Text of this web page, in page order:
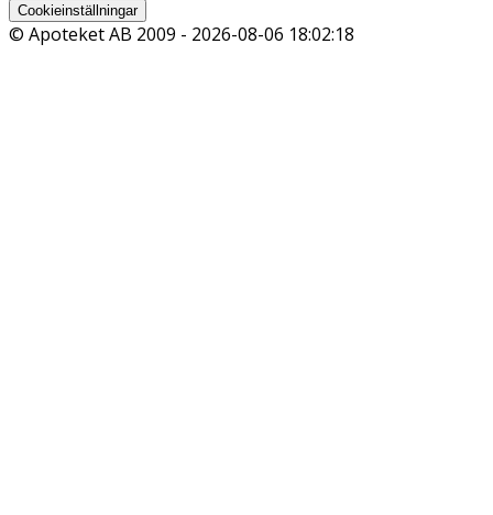
Cookieinställningar
© Apoteket AB 2009 - 2026-08-06 18:02:18